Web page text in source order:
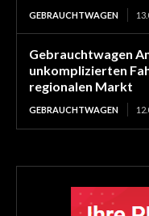
GEBRAUCHTWAGEN
Gebrauchtwagen
unkomplizierten
regionalen Markt
GEBRAUCHTWAGEN